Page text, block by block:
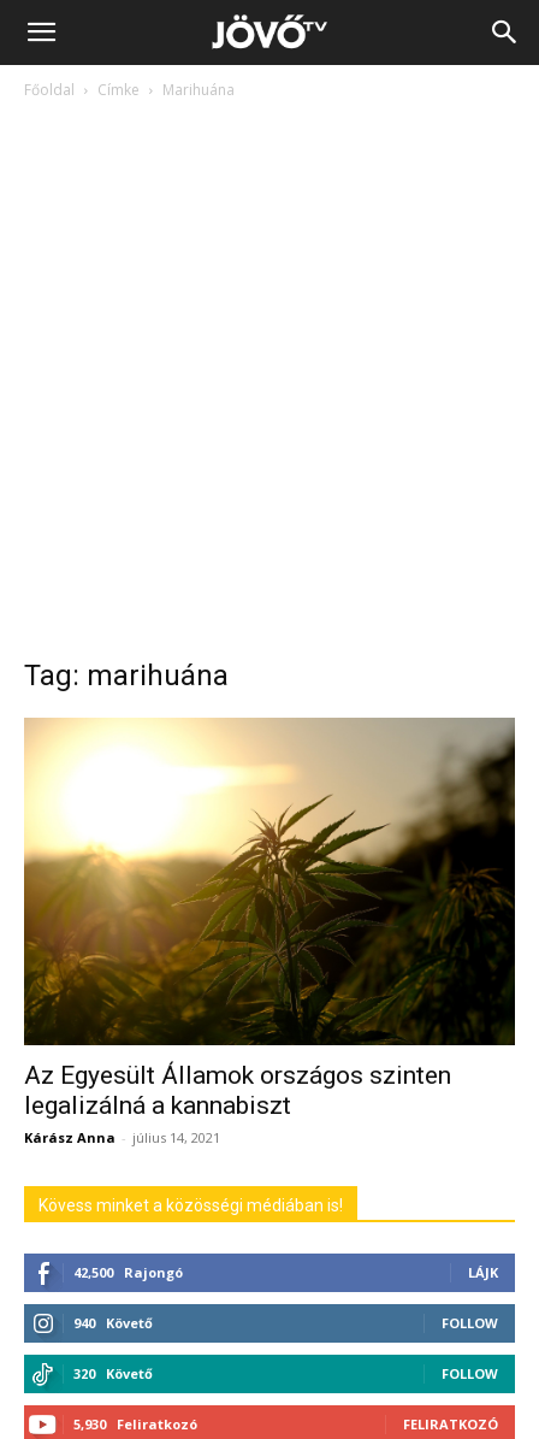
Jövő
Főoldal Címke Marihuána
Tag: marihuána
Az Egyesült Államok országos szinten
legalizálná a kannabiszt
Kárász Anna - július 14, 2021
Kövess minket a közösségi médiában is!
42,500 Rajongó LÁJK
940 Követő FOLLOW
320 Követő FOLLOW
5,930 Feliratkozó FELIRATKOZÓ